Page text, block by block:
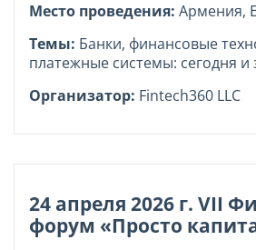
Место проведения: Армения,
Темы: Банки, финансовые
платежные системы: сегодня и
Организатор: Fintech360 LLC
24 апреля 2026 г. VII
форум «Просто